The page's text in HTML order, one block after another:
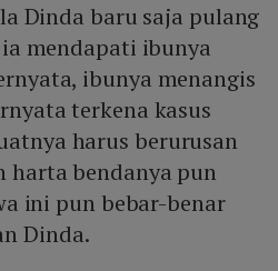
Dinda baru saja pulang
mendapati ibunya
ibunya menangis
terkena kasus
harus berurusan
harta bendanya pun
ini pun bebar-benar
Dinda.